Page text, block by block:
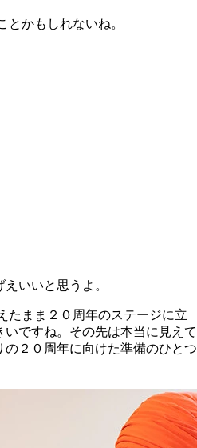
かもしれないね。
いいと思うよ。
たまま２０周年のステージに立
ですね。その先は本当に見えて
２０周年に向けた準備のひとつ